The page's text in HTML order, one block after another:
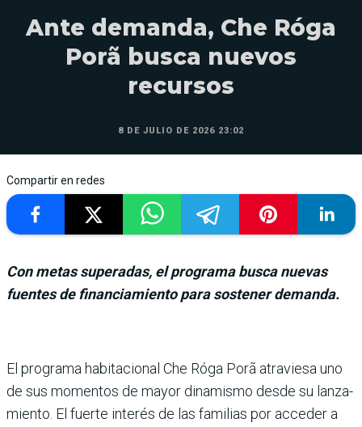
Ante demanda, Che Róga
Porã busca nuevos
recursos
8 DE JULIO DE 2026 23:02
Compartir en redes
Con metas superadas, el programa busca nuevas
fuentes de financiamiento para sostener demanda.
El programa habi­tacional Che Róga Porã atraviesa uno
de sus momentos de mayor dinamismo desde su lanza­
miento. El fuerte interés de las familias por acceder a